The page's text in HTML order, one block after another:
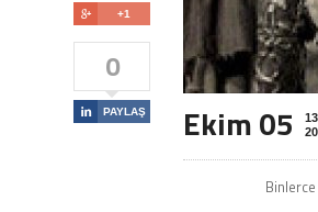
 +1
0
 PAYLAŞ Ekim 05
Binlerce